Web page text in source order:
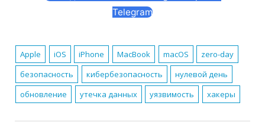
Telegram
Apple iOS iPhone MacBook macOS
zero-day
безопасность
кибербезопасность
нулевой день
обновление
утечка данных уязвимость хакеры